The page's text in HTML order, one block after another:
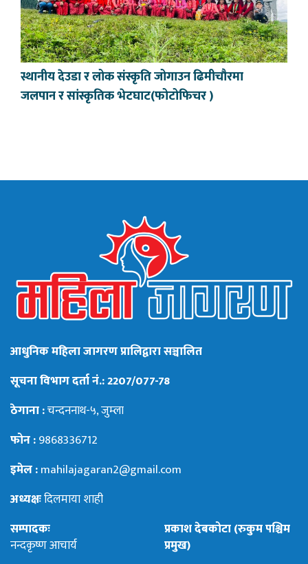
स्थानीय देउडा र लोक संस्कृति जोगाउन ढिमीचौरमा
जलपान र सांस्कृतिक भेटघाट(फोटोफिचर )
आधुनिक महिला जागरण प्रालिद्वारा सञ्चालित
सूचना विभाग दर्ता नं.: 2207/077-78
ठेगाना :चन्दननाथ-५, जुम्ला
फोन :9868336712
इमेल :mahilajagaran2@gmail.com
अध्यक्षःदिलमाया शाही
सम्पादकः
नन्दकृष्ण आचार्य
प्रकाश देबकोटा (रुकुम पश्चिम
प्रमुख)